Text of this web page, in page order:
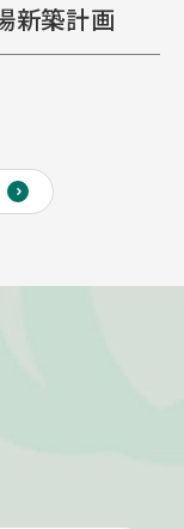
新築計画